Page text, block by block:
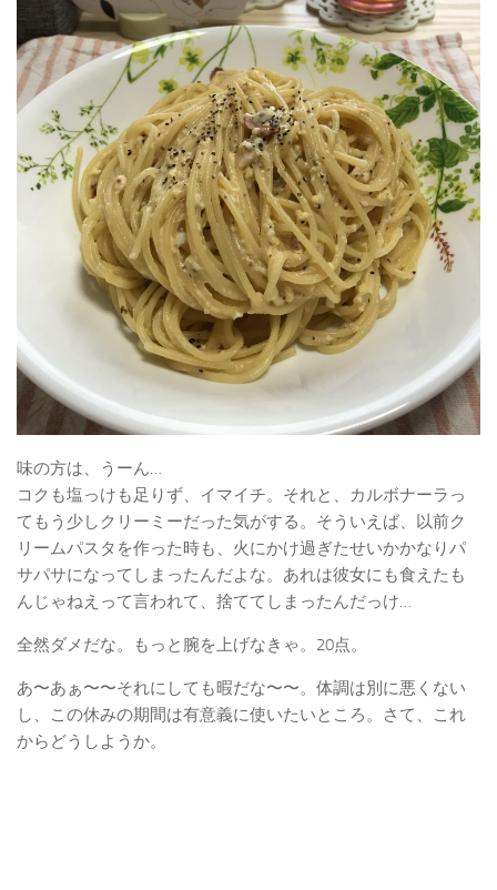
味の方は、うーん…
コクも塩っけも足りず、イマイチ。それと、カルボナーラっ
てもう少しクリーミーだった気がする。そういえば、以前ク
リームパスタを作った時も、火にかけ過ぎたせいかかなりパ
サパサになってしまったんだよな。あれは彼女にも食えたも
んじゃねえって言われて、捨ててしまったんだっけ…
全然ダメだな。もっと腕を上げなきゃ。20点。
あ〜あぁ〜〜それにしても暇だな〜〜。体調は別に悪くない
し、この休みの期間は有意義に使いたいところ。さて、これ
からどうしようか。